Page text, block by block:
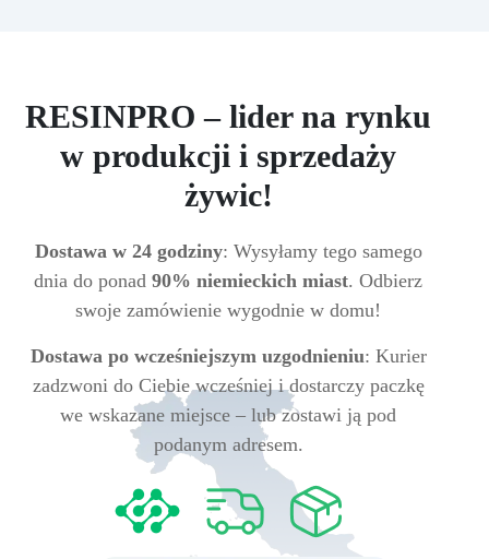
RESINPRO – lider na rynku
w produkcji i sprzedaży
żywic!
Dostawa w 24 godziny: Wysyłamy tego samego
dnia do ponad 90% niemieckich miast. Odbierz
swoje zamówienie wygodnie w domu!
Dostawa po wcześniejszym uzgodnieniu: Kurier
zadzwoni do Ciebie wcześniej i dostarczy paczkę
we wskazane miejsce – lub zostawi ją pod
podanym adresem.